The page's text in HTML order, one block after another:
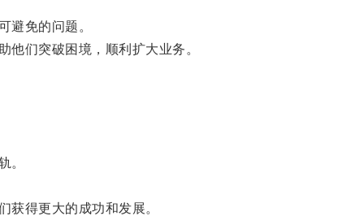
免的问题。
们突破困境，顺利扩大业务。
。
得更大的成功和发展。